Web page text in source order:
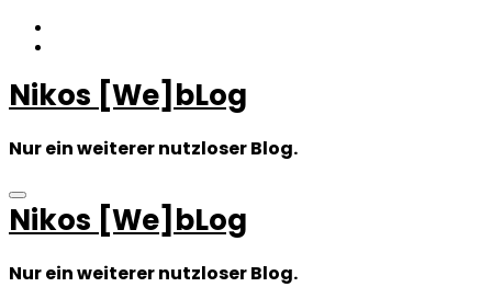
Zum
Inhalt
Nikos [We]bLog
Nur ein weiterer nutzloser Blog.
Nikos [We]bLog
Nur ein weiterer nutzloser Blog.